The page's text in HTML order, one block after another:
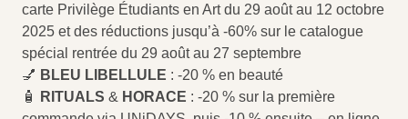
carte Privilège Étudiants en Art du 29 août au 12 octobre
2025 et des réductions jusqu’à -60% sur le catalogue
spécial rentrée du 29 août au 27 septembre
💅 BLEU LIBELLULE : -20 % en beauté
🧴
RITUALS & HORACE : -20 % sur la première